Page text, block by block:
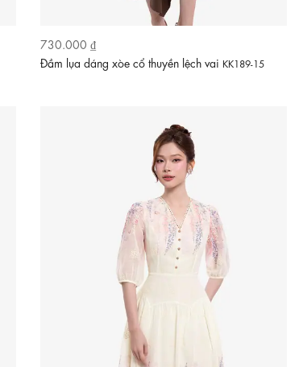
730.000 ₫
Đầm lụa dáng xòe cổ thuyền lệch vai KK189-15